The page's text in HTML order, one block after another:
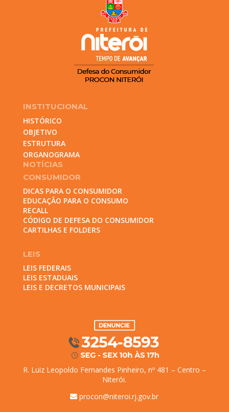
INSTITUCIONAL
HISTÓRICO
OBJETIVO
ESTRUTURA
ORGANOGRAMA
NOTÍCIAS
CONSUMIDOR
DICAS PARA O CONSUMIDOR
EDUCAÇÃO PARA O CONSUMO
RECALL
CÓDIGO DE DEFESA DO CONSUMIDOR
CARTILHAS E FOLDERS
LEIS
LEIS FEDERAIS
LEIS ESTADUAIS
LEIS E DECRETOS MUNICIPAIS
R. Luiz Leopoldo Fernandes Pinheiro, nº 481 – Centro –
Niterói.
procon@niteroi.rj.gov.br